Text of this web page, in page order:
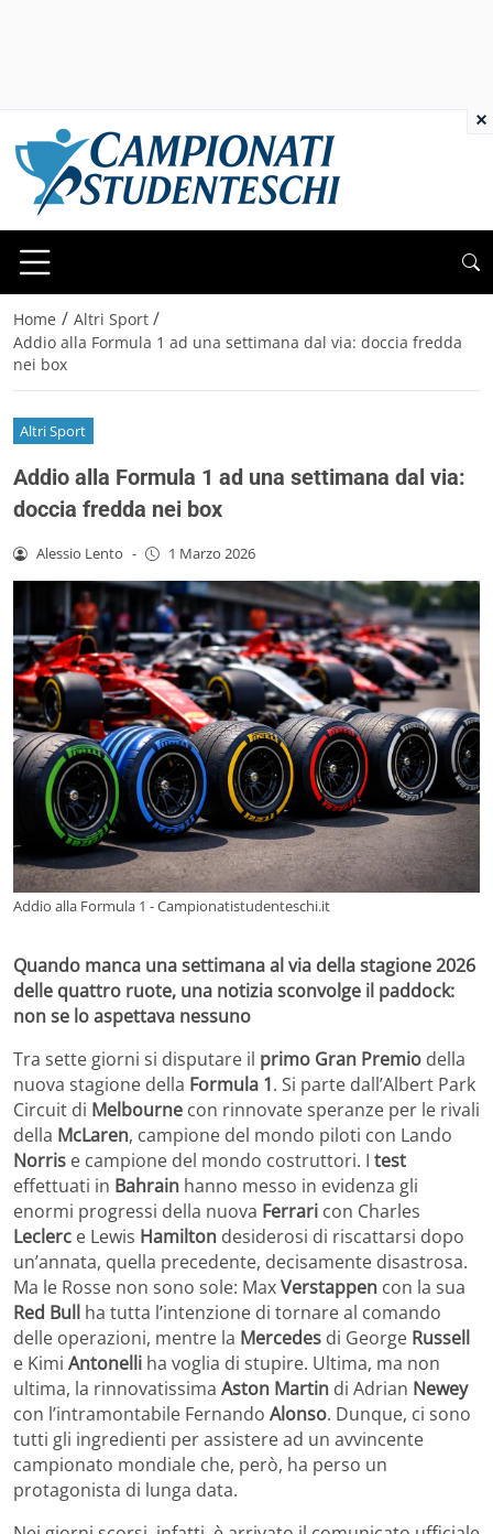
Home / Altri Sport /
Addio alla Formula 1 ad una settimana dal via: doccia fredda
nei box
Altri Sport
Addio alla Formula 1 ad una settimana dal via:
doccia fredda nei box
Alessio Lento - 1 Marzo 2026
Addio alla Formula 1 - Campionatistudenteschi.it
Quando manca una settimana al via della stagione 2026
delle quattro ruote, una notizia sconvolge il paddock:
non se lo aspettava nessuno
Tra sette giorni si disputare il primo Gran Premio della
nuova stagione della Formula 1. Si parte dall’Albert Park
Circuit di Melbourne con rinnovate speranze per le rivali
della McLaren, campione del mondo piloti con Lando
Norris e campione del mondo costruttori. I test
effettuati in Bahrain hanno messo in evidenza gli
enormi progressi della nuova Ferrari con Charles
Leclerc e Lewis Hamilton desiderosi di riscattarsi dopo
un’annata, quella precedente, decisamente disastrosa.
Ma le Rosse non sono sole: MaxVerstappen con la sua
Red Bull ha tutta l’intenzione di tornare al comando
delle operazioni, mentre la Mercedes di George Russell
e Kimi Antonelli ha voglia di stupire. Ultima, ma non
ultima, la rinnovatissima Aston Martin di Adrian Newey
con l’intramontabile Fernando Alonso. Dunque, ci sono
tutti gli ingredienti per assistere ad un avvincente
campionato mondiale che, però, ha perso un
protagonista di lunga data.
×